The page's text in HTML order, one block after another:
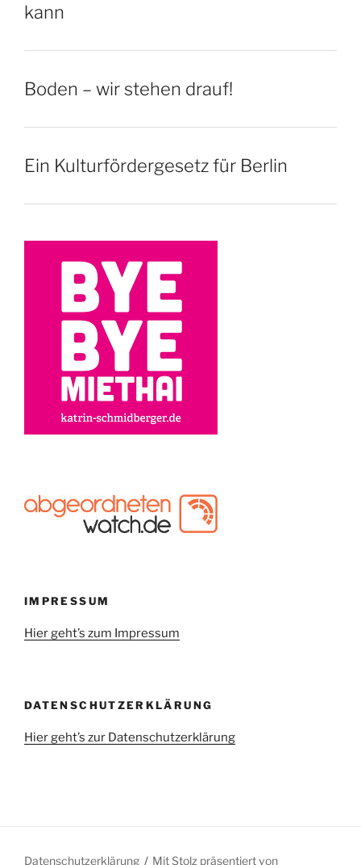
kann
Boden – wir stehen drauf!
Ein Kulturfördergesetz für Berlin
IMPRESSUM
Hier geht’s zum Impressum
DATENSCHUTZERKLÄRUNG
Hier geht’s zur Datenschutzerklärung
Datenschutzerklärung Mit Stolz präsentiert von